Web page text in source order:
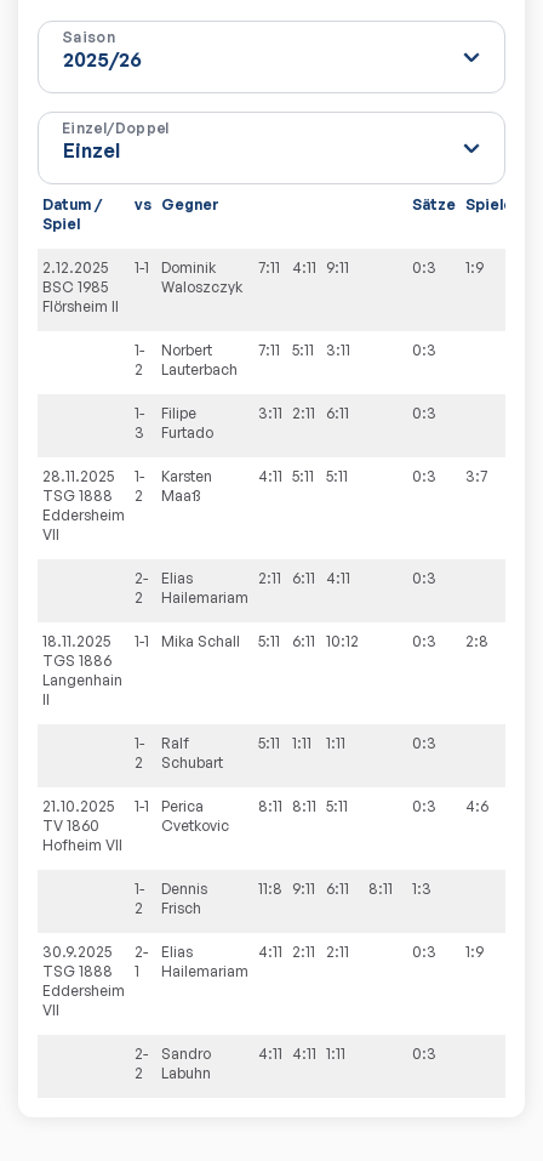
Saison
Einzel/Doppel
Datum /
Spiel
vs Gegner Sätze Spiele
2.12.2025
BSC 1985
Flörsheim II
1-1
Dominik
Waloszczyk
7:11 4:11 9:11 0:3 1:9
1-
2
Norbert
Lauterbach
7:11 5:11 3:11 0:3
1-
3
Filipe
Furtado
3:11 2:11 6:11 0:3
28.11.2025
TSG 1888
Eddersheim
VII
1-
2
Karsten
Maaß
4:11 5:11 5:11 0:3 3:7
2-
2
Elias
Hailemariam
2:11 6:11 4:11 0:3
18.11.2025
TGS 1886
Langenhain
II
1-1 Mika Schall 5:11 6:11 10:12 0:3 2:8
1-
2
Ralf
Schubart
5:11 1:11 1:11 0:3
21.10.2025
TV 1860
Hofheim VII
1-1
Perica
Cvetkovic
8:11 8:11 5:11 0:3 4:6
1-
2
Dennis
Frisch
11:8 9:11 6:11 8:11 1:3
30.9.2025
TSG 1888
Eddersheim
VII
2-
1
Elias
Hailemariam
4:11 2:11 2:11 0:3 1:9
2-
2
Sandro
Labuhn
4:11 4:11 1:11 0:3